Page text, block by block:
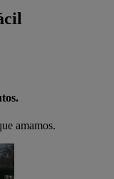
amamos.